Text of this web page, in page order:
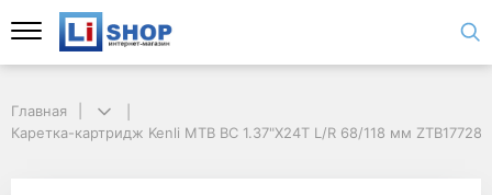
Главная
Каретка-картридж Kenli MTB BC 1.37"X24T L/R 68/118 мм ZTB17728